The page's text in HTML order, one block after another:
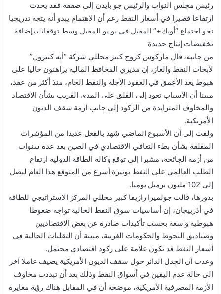
رئيس مجلس النواب والرئيس جو بايدن إلى صفقة فقد يحدث
ارتفاعا قصيرا في أسعار النفط رغم أن الاهتمام يبدو أنه يتجه تدريجيا
نحو اجتماع “أوبك+” المقبل في يونيو المقبل وسط توقعات بإضافة
تخفيضات إنتاج جديدة.
من جانبه، قال ماركوس كروج كبير محللي شركة “أيه كنترول”
لأبحاث النفط والغاز، إن مديري المحافظ المالية يراهنون حاليا على
هبوط يعد الأعمق في العقود الآجلة والنفط الخام، منذ أكثر من عقد،
مبينا أن الأسباب تعود إلى القلق على المدى القريب بشأن الاقتصاد
والمخاوف المتزايدة من الركود إلى جانب أزمة سقف الديون
الأمريكية.
ولفت إلى أن الأسبوع الماضي شهد بالفعل عديدا من المؤشرات
المقلقة بشأن بطء التعافي الاقتصادي في الصين بعد عدة سنوات
من أزمة الجائحة، مشيرا إلى توقع وكالة الطاقة الدولية ارتفاع
الطلب العالمي على النفط بوتيرة أسرع من المتوقع هذا العام ليصل
إلى 102 مليون برميل يوميا.
بدورها، قالت جولميرا رازيفا كبير محللي المركز الاستراتيجي للطاقة
في أذربيجان، إن أساسيات سوق النفط الحالية تواجه ضغوطا
هبوطية واسعة بحسب تأكيدات صادرة عن بعض الاقتصاديين
وصناديق التحوط والحكومات الغربية، مبينة أن التقلبات الحالية في
أسعار النفط قد تكون علامة على ركود اقتصادي محتمل.
وعدت أن الجدل الدائر حول سقف الديون الأمريكية يضيف عاملا آخر
إلى حالة عدم اليقين في أسواق النفط وذلك بعد أن تبددت مخاوف
الأزمة المصرفية الأمريكية، موضحة أن في المقابل هناك رؤية مغايرة